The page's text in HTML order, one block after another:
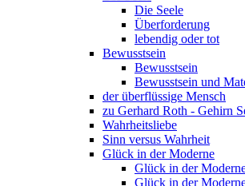
Die Seele
Überforderung
lebendig oder tot
Bewusstsein
Bewusstsein
Bewusstsein und
der überflüssige Mensch
zu Gerhard Roth - Gehirn
Wahrheitsliebe
Sinn versus Wahrheit
Glück in der Moderne
Glück in der
Glück in der